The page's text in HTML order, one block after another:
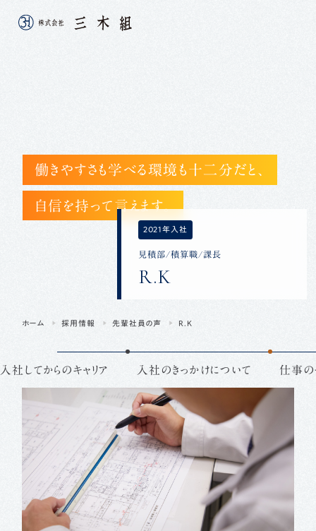
働きやすさも学べる環境も十二分だと、
自信を持って言えます。
2021年入社
見積部/積算職/課長
R.K
ホーム 採用情報 先輩社員の声 R.K
入社してからのキャリア 入社のきっかけについて 仕事の